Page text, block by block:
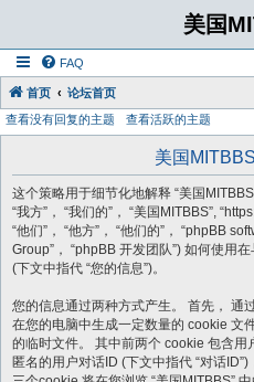
美国
FAQ
首页 论坛首页
查看没有回复的主题 查看活跃的主题
美国
这个策略用于细节化地解释 “美国
“我方”， “我们的”， “美国MITBBS”,
“他们”， “他方”， “他们的”， “phpBB
Group”， “phpBB 开发团队”) 如何使用
(下文中指代 “您的信息”)。
您的信息通过两种方式产生。 首先， 通
在您的电脑中生成一定数量的 cookie 文
的临时文件。 其中前两个 cookie 包含用
匿名的用户对话ID (下文中指代 “对话